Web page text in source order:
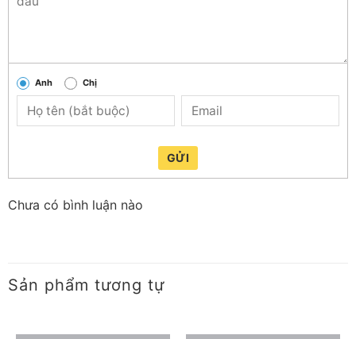
Mức tiêu thụ điện
Chiều cao
Anh Chị
GỬI
Chưa có bình luận nào
Sản phẩm tương tự